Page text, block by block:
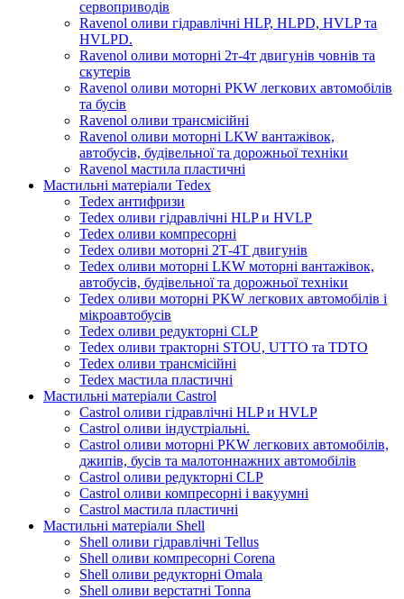
сервоприводів
Ravenol оливи гідравлічні HLP, HLPD, HVLP та
HVLPD.
Ravenol оливи моторні 2т-4т двигунів човнів та
скутерів
Ravenol оливи моторні PKW легкових автомобілів
та бусів
Ravenol оливи трансмісійні
Ravenol оливи моторні LKW вантажівок,
автобусів, будівельної та дорожньої техніки
Ravenol мастила пластичні
Мастильні матеріали Tedex
Tedex антифризи
Tedex оливи гідравлічні HLP и HVLP
Tedex оливи компресорні
Tedex оливи моторні 2Т-4Т двигунів
Tedex оливи моторні LKW моторні вантажівок,
автобусів, будівельної та дорожньої техніки
Tedex оливи моторні PKW легкових автомобілів і
мікроавтобусів
Tedex оливи редукторні CLP
Tedex оливи тракторні STOU, UTTO та TDTO
Tedex оливи трансмісійні
Tedex мастила пластичні
Мастильні матеріали Castrol
Castrol оливи гідравлічні HLP и HVLP
Castrol оливи індустріальні.
Castrol оливи моторні PKW легкових автомобілів,
джипів, бусів та малотоннажних автомобілів
Castrol оливи редукторні CLP
Castrol оливи компресорні і вакуумні
Castrol мастила пластичні
Мастильні матеріали Shell
Shell оливи гідравлічні Tellus
Shell оливи компресорні Corena
Shell оливи редукторні Omala
Shell оливи верстатні Tonna